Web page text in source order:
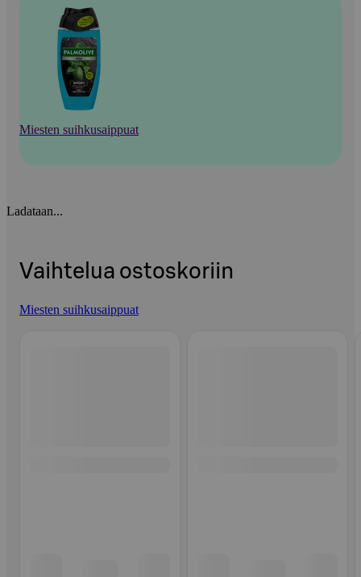
Miesten suihkusaippuat
Ladataan...
Vaihtelua ostoskoriin
Miesten suihkusaippuat